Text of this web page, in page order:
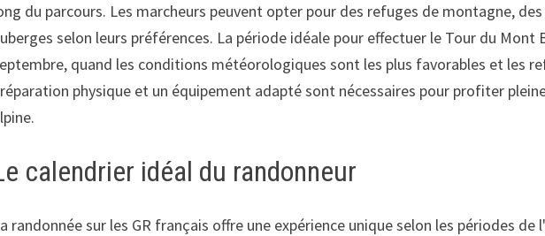
du parcours. Les marcheurs peuvent opter pour des refuges de montagne,
selon leurs préférences. La période idéale pour effectuer le Tour du Mont
quand les conditions météorologiques sont les plus favorables et les
physique et un équipement adapté sont nécessaires pour profiter
calendrier idéal du randonneur
randonnée sur les GR français offre une expérience unique selon les périodes